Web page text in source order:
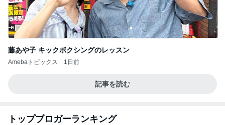
藤あや子 キックボクシングのレッスン
Amebaトピックス 1日前
記事を読む
トップブロガーランキング